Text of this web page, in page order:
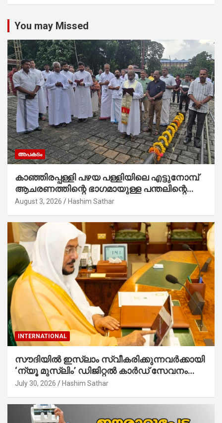
You may Missed
അപകടം
കാഞ്ഞിരപ്പള്ളി പഴയ പള്ളിയിലെ എട്ടുനോമ്പ്
ആചരണത്തിന്റെ ഭാഗമായുള്ള പന്തലിന്റെ
കാൽനാട്ട് കർമ്മം ആർച്ച് പ്രീസ്റ്റ് വെരി.
August 3, 2026 Hashim Sathar
INTERNATIONAL
സൗദിയില്‍ ഇസ്‌ലാം സ്വീകരിക്കുന്നവര്‍ക്കായി
‘ന്യൂ മുസ്ലിം’ ഡിജിറ്റല്‍ കാര്‍ഡ് സേവനം
ആരംഭിച്ചു
July 30, 2026 Hashim Sathar